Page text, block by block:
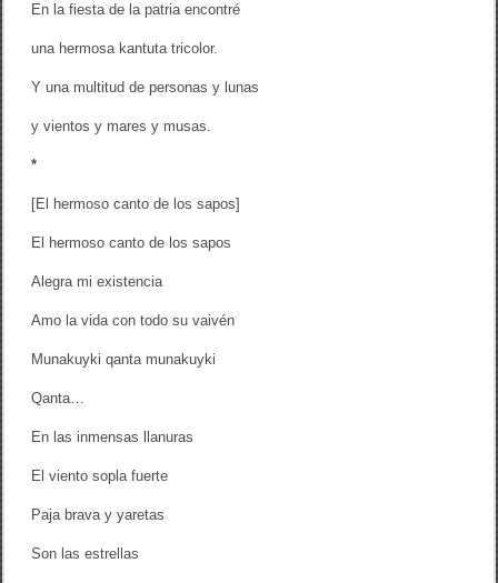
En la fiesta de la patria encontré
una hermosa kantuta tricolor.
Y una multitud de personas y lunas
y vientos y mares y musas.
*
[El hermoso canto de los sapos]
El hermoso canto de los sapos
Alegra mi existencia
Amo la vida con todo su vaivén
Munakuyki qanta munakuyki
Qanta…
En las inmensas llanuras
El viento sopla fuerte
Paja brava y yaretas
Son las estrellas